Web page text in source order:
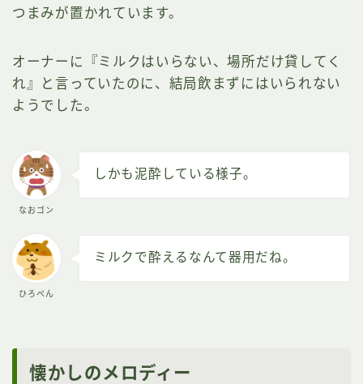
つまみが置かれています。
オーナーに『ミルクはいらない、場所だけ貸してく
れ』と言っていたのに、結局飲まずにはいられない
ようでした。
なおゴン
しかも泥酔している様子。
ひろぺん
ミルクで酔えるなんて器用だね。
懐かしのメロディー